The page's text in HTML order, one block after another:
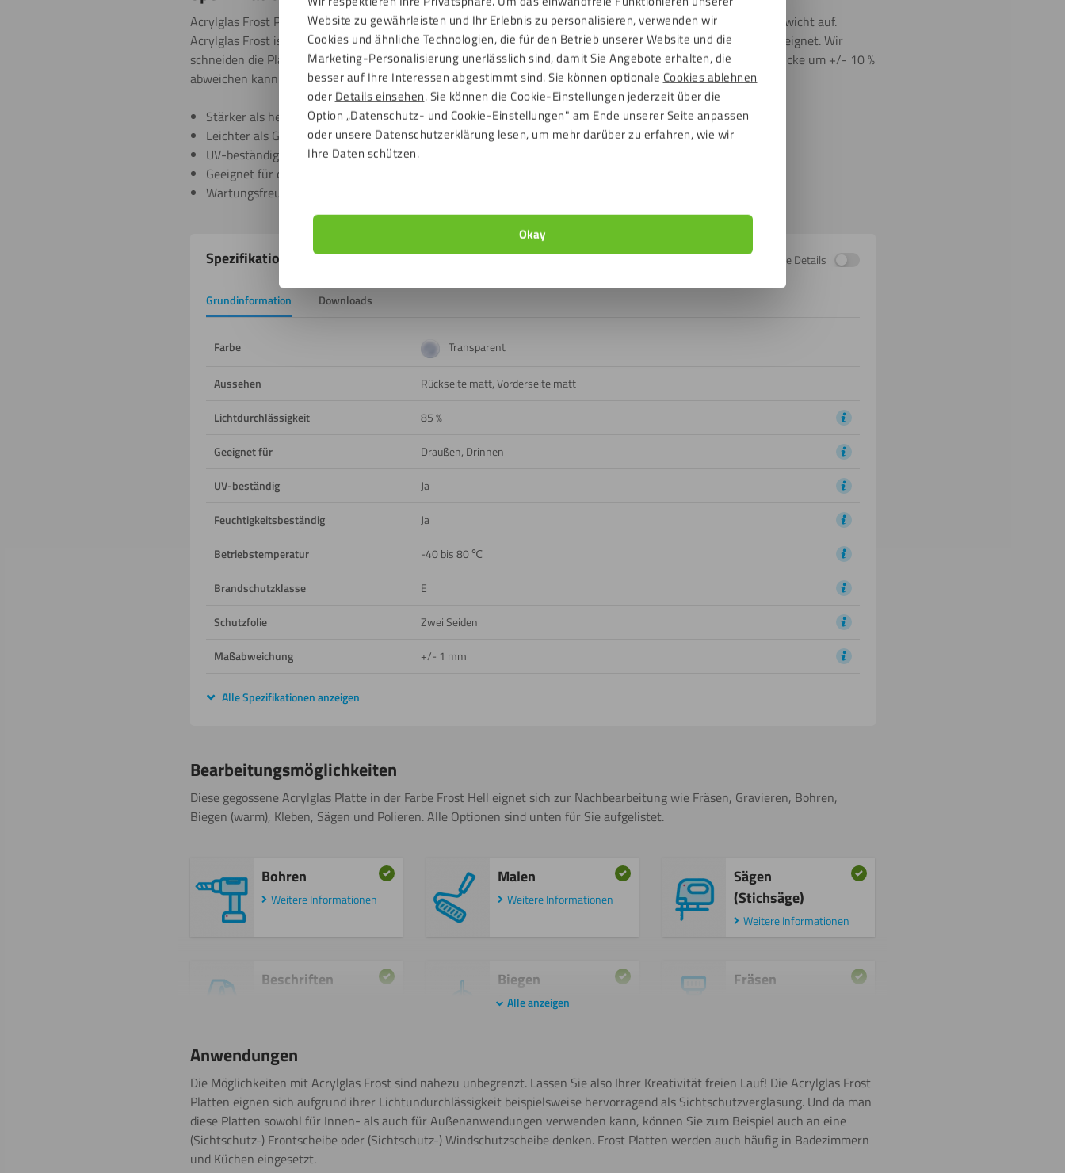
Website zu gewährleisten und Ihr Erlebnis zu personalisieren, verwenden wir
Cookies und ähnliche Technologien, die für den Betrieb unserer Website und die
Marketing-Personalisierung unerlässlich sind, damit Sie Angebote erhalten, die
besser auf Ihre Interessen abgestimmt sind. Sie können optionaleCookies ablehnen
oderDetails einsehen. Sie können die Cookie-Einstellungen jederzeit über die
Option „Datenschutz- und Cookie-Einstellungen" am Ende unserer Seite anpassen
oder unsere Datenschutzerklärung lesen, um mehr darüber zu erfahren, wie wir
Ihre Daten schützen.
Okay
Acrylglas Frost Platten sind nicht nur stärker als herkömmliches Glas, sondern weisen auch ein niedrigeres Gewicht auf.
Acrylglas Frost ist außerdem UV-beständig und somit sowohl für den Innen- als auch für den Außenbereich geeignet. Wir
schneiden die Platten für Sie nach Maß und in jede gewünschte Form zu. Bitte beachten Sie, dass die Plattendicke um +/- 10 %
abweichen kann. Die wichtigsten Eigenschaften sind nachfolgend für Sie aufgelistet:
Stärker als herkömmliches Glas
Leichter als Glas
UV-beständig
Geeignet für den Innen- und Außenbereich
Wartungsfreundlich
Produkteigenschaften
Spezifikationen Zeige Details
Grundinformation Downloads
Farbe Transparent
Aussehen Rückseite matt, Vorderseite matt
Lichtdurchlässigkeit 85 %
Geeignet für Draußen, Drinnen
UV-beständig Ja
Feuchtigkeitsbeständig Ja
Betriebstemperatur -40 bis 80 ℃
Brandschutzklasse E
Schutzfolie Zwei Seiden
Maßabweichung +/- 1 mm
Alle Spezifikationen anzeigen
Bearbeitungsmöglichkeiten
Diese gegossene Acrylglas Platte in der Farbe Frost Hell eignet sich zur Nachbearbeitung wie Fräsen, Gravieren, Bohren,
Biegen (warm), Kleben, Sägen und Polieren. Alle Optionen sind unten für Sie aufgelistet.
Bohren
Weitere Informationen
Malen
Weitere Informationen
Sägen
(Stichsäge)
Weitere Informationen
Beschriften
Biegen
(warm)
Fräsen
Gravieren
Polieren Umdrehen
Alle anzeigen
Anwendungen
Die Möglichkeiten mit Acrylglas Frost sind nahezu unbegrenzt. Lassen Sie also Ihrer Kreativität freien Lauf! Die Acrylglas Frost
Platten eignen sich aufgrund ihrer Lichtundurchlässigkeit beispielsweise hervorragend als Sichtschutzverglasung. Und da man
diese Platten sowohl für Innen- als auch für Außenanwendungen verwenden kann, können Sie zum Beispiel auch an eine
(Sichtschutz-) Frontscheibe oder (Sichtschutz-) Windschutzscheibe denken. Frost Platten werden auch häufig in Badezimmern
und Küchen eingesetzt.